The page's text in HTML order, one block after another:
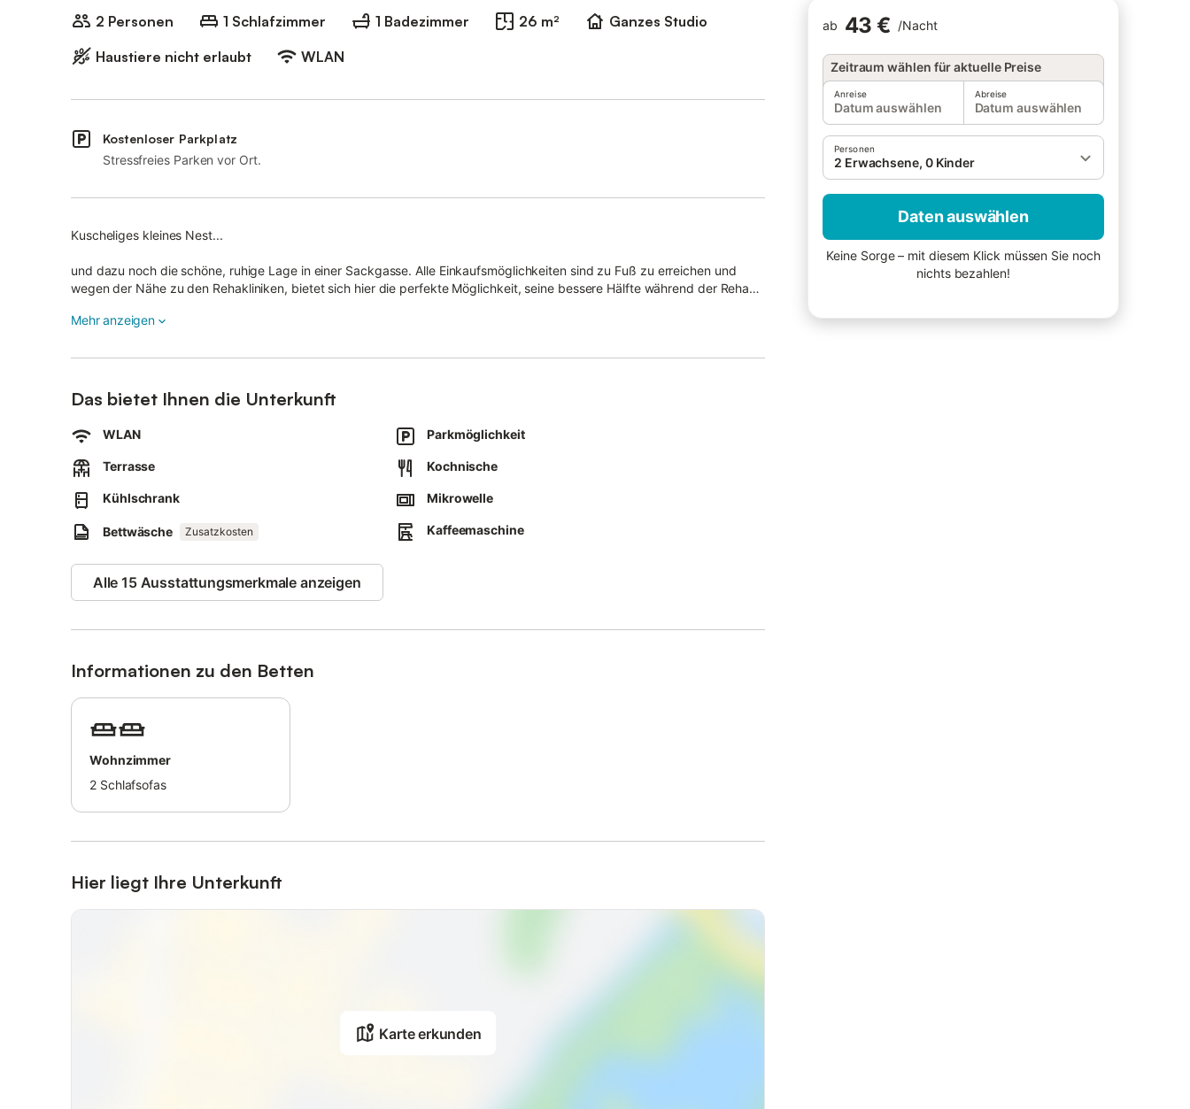
2 Personen 1 Schlafzimmer 1 Badezimmer 26 m²
Ganzes Studio
Haustiere nicht erlaubt
WLAN
ab 43 € /Nacht
Zeitraum wählen für aktuelle Preise
Anreise
Datum auswählen
Abreise
Datum auswählen
Personen
2 Erwachsene, 0 Kinder
Daten auswählen
Keine Sorge – mit diesem Klick müssen Sie noch
nichts bezahlen!
Kostenloser Parkplatz
Stressfreies Parken vor Ort.
Kuscheliges kleines Nest...
und dazu noch die schöne, ruhige Lage in einer Sackgasse. Alle Einkaufsmöglichkeiten sind zu Fuß zu erreichen und
wegen der Nähe zu den Rehakliniken, bietet sich hier die perfekte Möglichkeit, seine bessere Hälfte während der Reha
Essbereich, eine Einbau-Küchenzeile und ein Duschbad. Eine eigene möblierte Gästeterrasse im Garten steht zur
Bitte beachten Sie, dass eine eventuell anfallende Kurabgabe nicht im Gesamtpreis enthalten ist. Diese ist vor Ort zu
leisten.
Mehr anzeigen
Das bietet Ihnen die Unterkunft
WLAN Parkmöglichkeit
Terrasse Kochnische
Kühlschrank Mikrowelle
Bettwäsche Zusatzkosten Kaffeemaschine
Alle 15 Ausstattungsmerkmale anzeigen
Informationen zu den Betten
Wohnzimmer
2 Schlafsofas
Hier liegt Ihre Unterkunft
Karte erkunden